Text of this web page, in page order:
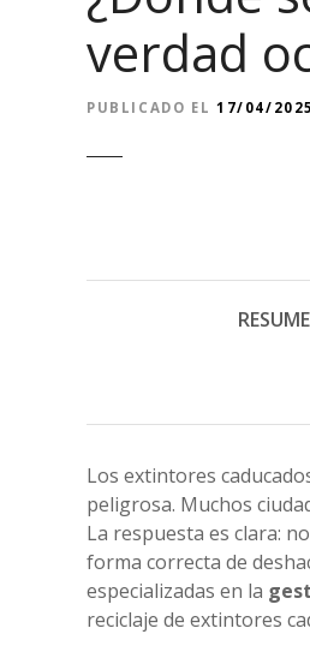
verdad
PUBLICADO EL 17/04/2025
Los extintores
peligrosa. Muchos
La respuesta es clara:
forma correcta de
especializadas en la
reciclaje de extintores